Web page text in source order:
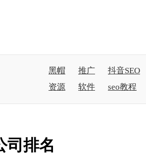
黑帽 推广 抖音SEO
资源
软件 seo教程
司排名